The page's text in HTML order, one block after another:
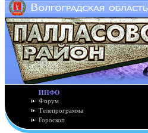
ИНФО
Форум
Телепрограмма
Гороскоп